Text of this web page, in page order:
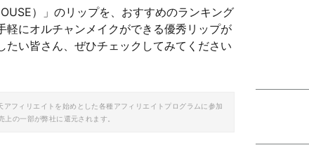
）」のリップを、おすすめのランキング
にオルチャンメイクができる優秀リップが
い皆さん、ぜひチェックしてみてください
フィリエイトを始めとした各種アフィリエイトプログラムに参加
の一部が弊社に還元されます。